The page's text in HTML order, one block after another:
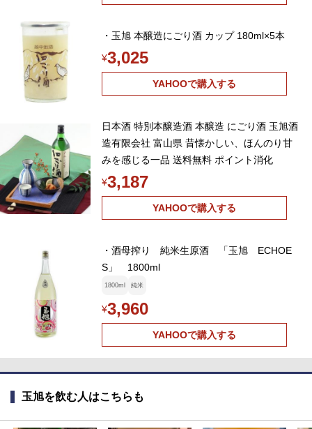
・玉旭 本醸造にごり酒 カップ 180ml×5本
¥3,025
YAHOOで購入する
日本酒 特別本醸造酒 本醸造 にごり酒 玉旭酒
造有限会社 富山県 昔懐かしい、ほんのり甘
みを感じる一品 送料無料 ポイント消化
¥3,187
YAHOOで購入する
・酒母搾り 純米生原酒 「玉旭 ECHOE
S」 1800ml
1800ml 純米
¥3,960
YAHOOで購入する
玉旭を飲む人はこちらも